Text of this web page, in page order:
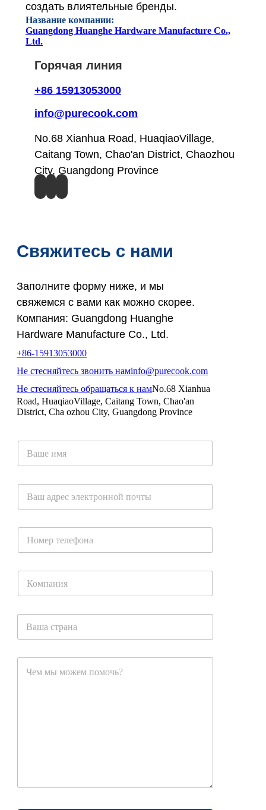
создать влиятельные бренды.
Название компании:
Guangdong Huanghe Hardware Manufacture Co.,
Ltd.
Горячая линия
+86 15913053000
info@purecook.com
No.68 Xianhua Road, HuaqiaoVillage,
Caitang Town, Chao'an District, Chaozhou
City, Guangdong Province
Свяжитесь с нами
Заполните форму ниже, и мы
свяжемся с вами как можно скорее.
Компания: Guangdong Huanghe
Hardware Manufacture Co., Ltd.
+86-15913053000
Не стесняйтесь звонить намinfo@purecook.com
Не стесняйтесь обращаться к намNo.68 Xianhua
Road, HuaqiaoVillage, Caitang Town, Chao'an
District, Cha ozhou City, Guangdong Province